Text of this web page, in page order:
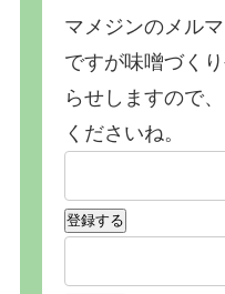
マメジンのメル
ですが味噌づく
らせしますので
くださいね。